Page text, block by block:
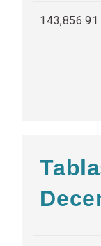
143,856.91